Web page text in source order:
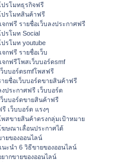
ปรโมทธุรกิจฟรี
ปรโมทสินค้าฟรี
จกฟรี รายชื่อเว็บลงประกาศฟรี
ปรโมท Social
ปรโมท youtube
จกฟรี รายชื่อเว็บ
จกฟรีโพสเว็บบอร์ดsmf
ว็บบอร์ดsmfโพสฟรี
ายชื่อเว็บบอร์ดขายสินค้าฟรี
งประกาศฟรี เว็บบอร์ด
ว็บบอร์ดขายสินค้าฟรี
รี เว็บบอร์ด แรงๆ
พสขายสินค้าตรงกลุ่มเป้าหมาย
ฆษณาเลื่อนประกาศได้
ายของออนไลน์
นะนำ 6 วิธีขายของออนไลน์
ยากขายของออนไลน์